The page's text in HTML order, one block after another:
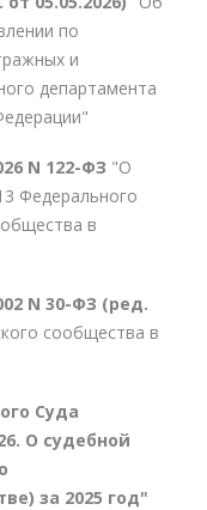
по
и
департамента
N 122-ФЗ "О
Федерального
в
N 30-ФЗ (ред.
сообщества в
Суда
О судебной
за 2025 год"